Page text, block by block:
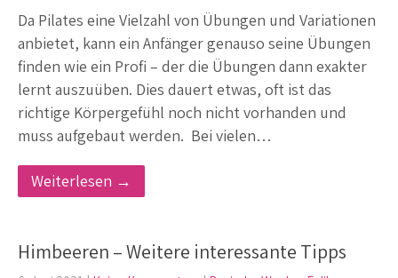
Da Pilates eine Vielzahl von Übungen und Variationen
anbietet, kann ein Anfänger genauso seine Übungen
finden wie ein Profi – der die Übungen dann exakter
lernt auszuüben. Dies dauert etwas, oft ist das
richtige Körpergefühl noch nicht vorhanden und
muss aufgebaut werden. Bei vielen…
Weiterlesen →
Himbeeren – Weitere interessante Tipps